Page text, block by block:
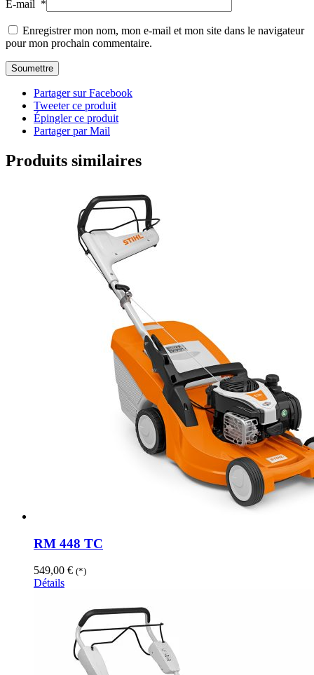
E-mail *
Enregistrer mon nom, mon e-mail et mon site dans le navigateur
pour mon prochain commentaire.
Partager sur Facebook
Tweeter ce produit
Épingler ce produit
Partager par Mail
Produits similaires
RM 448 TC
549,00 € (*)
Détails